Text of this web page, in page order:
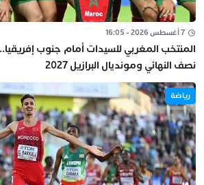
7 أغسطس 2026 - 16:05
المنتخب المغربي للسيدات أمام جنوب
نصف النهائي ومونديال البرازيل 2027
رياضة